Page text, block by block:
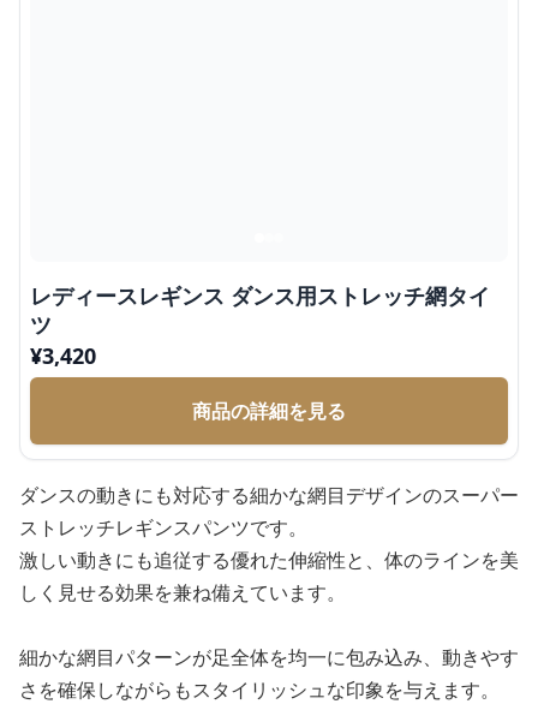
レディースレギンス ダンス用ストレッチ網タイ
ツ
¥3,420
商品の詳細を見る
ダンスの動きにも対応する細かな網目デザインのスーパー
ストレッチレギンスパンツです。
激しい動きにも追従する優れた伸縮性と、体のラインを美
しく見せる効果を兼ね備えています。
細かな網目パターンが足全体を均一に包み込み、動きやす
さを確保しながらもスタイリッシュな印象を与えます。